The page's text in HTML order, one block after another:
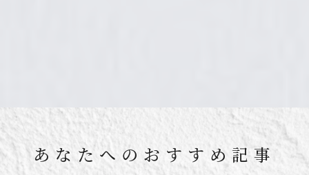
あなたへのおすすめ記事